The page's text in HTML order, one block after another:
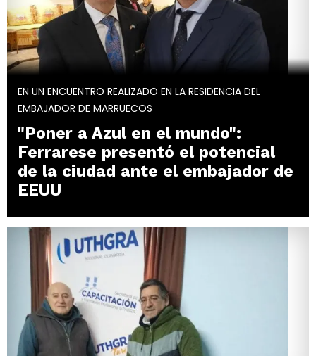
EN UN ENCUENTRO REALIZADO EN LA RESIDENCIA DEL
EMBAJADOR DE MARRUECOS
"Poner a Azul en el mundo":
Ferrarese presentó el potencial
de la ciudad ante el embajador de
EEUU